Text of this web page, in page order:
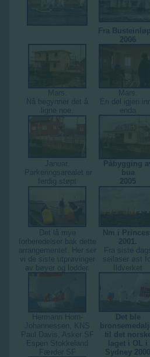
Fra
2006
Mars.
Nå begynner det å
ligne noe.
Mars.
En del igjen
enda
Januar.
Parkeringsarealet er
ferdig støpt
Påbygging
bua
2005
Det lå mye
forberedelser bak dette
arrangementet. Her ser
vi de siste utprøvinger
av bøyer og lodder.
Nm i
2001.
Fra siste dags
seilaser øst
Ildverket
Hermann Horn-
Johannessen, KNS
Paul Davis, Asker SF
Espen Stokkeland
Færder SF
Det ble
til det
laget i OL i
Sydney 2000